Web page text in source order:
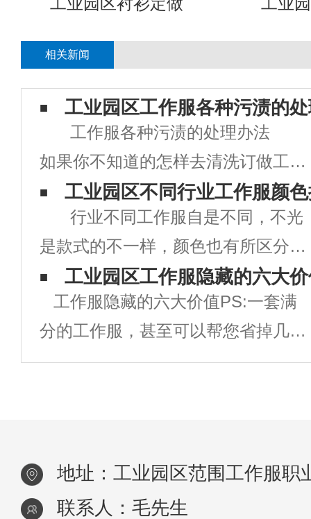
相关新闻
工业园区工作服各种污渍的
工作服各种污渍的处理办法
如果你不知道的怎样去清洗订做工作
服的清洗及处理方法的话，在上班生
活中是很麻烦的。下面就介绍几种常
常遇到的情况： 咖啡渍 上班
的OL闲暇时光或者上班时间都会有
喝咖啡的习
工业园区不同行业工作服颜
行业不同工作服自是不同，不光
是款式的不一样，颜色也有所区分，
提到医生首先想到白色，环卫工人定
制工作服都是橘色或者黄色的，警示
开车的司机们留意安全。 红色工
作服寄意为：活泼，热情，大胆勇
工业园区工作服隐藏的六大
工作服隐藏的六大价值PS:一套满
分的工作服，甚至可以帮您省掉几十
万的广告费！当下，关于企业是否需
特错了！在
地址：工业园区范围工作服职
联系人：毛先生